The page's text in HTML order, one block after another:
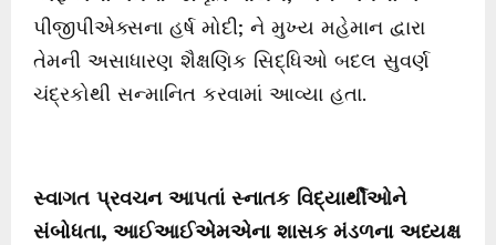
પીજીપીએક્સના હર્ષ મોદી; ને મુખ્ય મહેમાન દ્વારા
તેમની અસાધારણ શૈક્ષણિક સિદ્ધિઓ બદલ સુવર્ણ
ચંદ્રકોથી સન્માનિત કરવામાં આવ્યા હતા.
સ્વાગત પ્રવચન આપતાં સ્નાતક વિદ્યાર્થીઓને
સંબોધતા, આઈઆઈએમએના શાસક મંડળના અધ્યક્ષ